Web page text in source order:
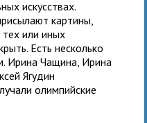
искусствах.
картины,
или иных
Есть несколько
Ирина Чащина, Ирина
Ягудин
олимпийские